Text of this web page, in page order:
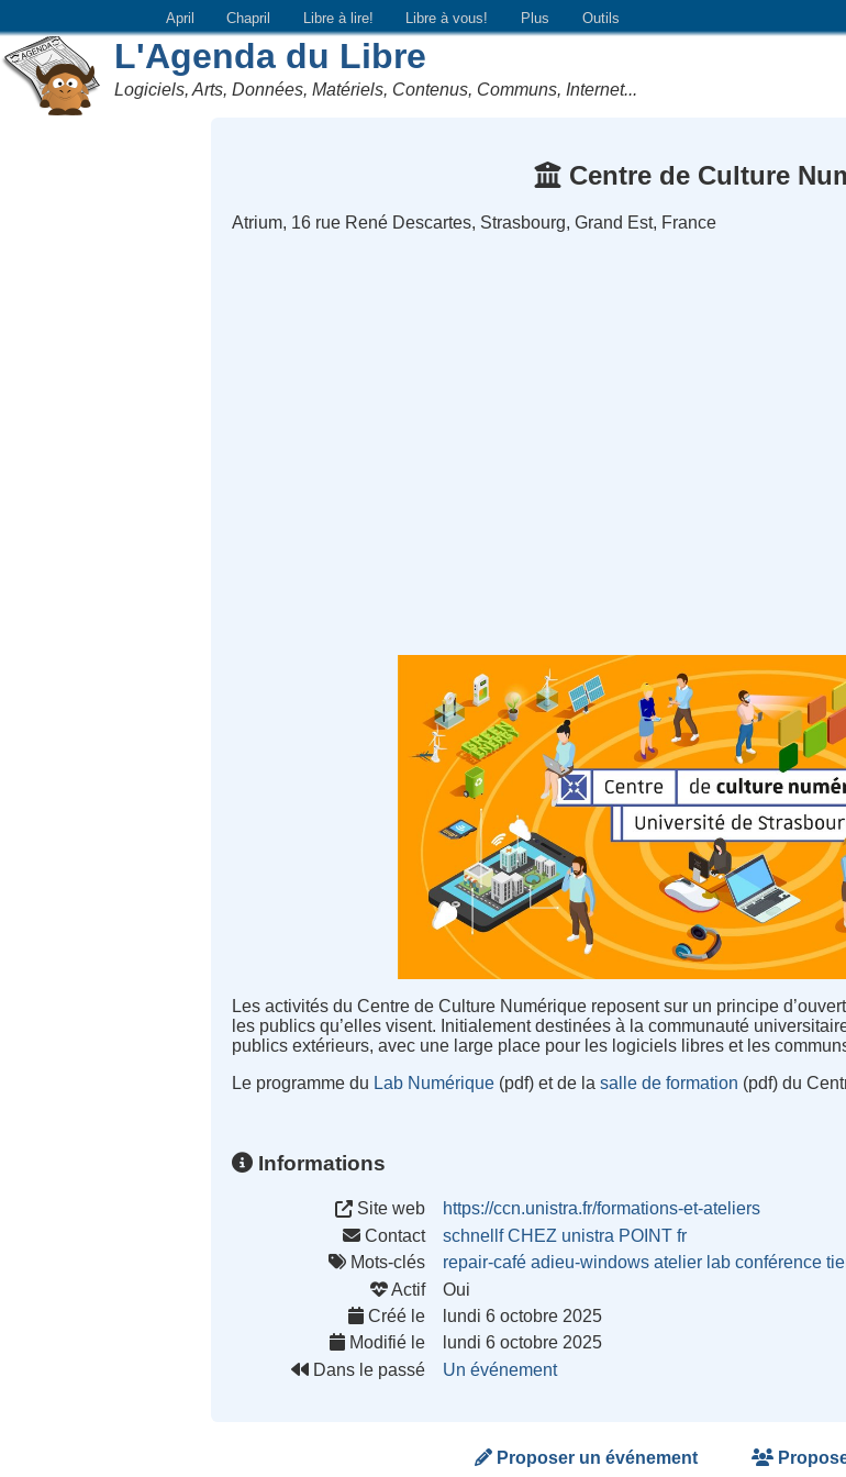
April Chapril Libre à lire! Libre à vous! Plus Outils
L'Agenda du Libre
Logiciels, Arts, Données, Matériels, Contenus, Communs, Internet...
Centre de Culture
Atrium, 16 rue René Descartes, Strasbourg, Grand Est, France
Les activités du Centre de Culture Numérique reposent sur un principe
les publics qu’elles visent. Initialement destinées à la communauté
publics extérieurs, avec une large place pour les logiciels libres et les
Le programme du Lab Numérique (pdf) et de lasalle de formation (pdf) du
Informations
Site web
https://ccn.unistra.fr/formations-et-ateliers
Contact
schnellf CHEZ unistra POINT fr
Mots-clés
repair-café adieu-windows atelier lab conférence
Actif
Oui
Créé le
lundi 6 octobre 2025
Modifié le
lundi 6 octobre 2025
Dans le passé
Un événement
Proposer un événement